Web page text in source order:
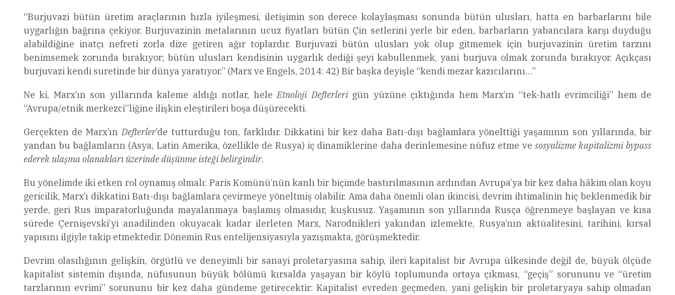
“Burjuvazi bütün üretim araçlarının hızla iyileşmesi, iletişimin son derece kolaylaşması sonunda bütün ulusları, hatta en barbarlarını bile
uygarlığın bağrına çekiyor. Burjuvazinin metalarının ucuz fiyatları bütün Çin setlerini yerle bir eden, barbarların yabancılara karşı duyduğu
alabildiğine inatçı nefreti zorla dize getiren ağır toplardır. Burjuvazi bütün ulusları yok olup gitmemek için burjuvazinin üretim tarzını
benimsemek zorunda bırakıyor; bütün ulusları kendisinin uygarlık dediği şeyi kabullenmek, yani burjuva olmak zorunda bırakıyor. Açıkçası
burjuvazi kendi suretinde bir dünya yaratıyor.” (Marx ve Engels, 2014: 42) Bir başka deyişle “kendi mezar kazıcılarını…”
Ne ki, Marx’ın son yıllarında kaleme aldığı notlar, heleEtnoloji Defterleri gün yüzüne çıktığında hem Marx’ın “tek-hatlı evrimciliği” hem de
“Avrupa/etnik merkezci”liğine ilişkin eleştirileri boşa düşürecekti.
Gerçekten de Marx’ınDefterler’de tutturduğu ton, farklıdır. Dikkatini bir kez daha Batı-dışı bağlamlara yönelttiği yaşamının son yıllarında, bir
yandan bu bağlamların (Asya, Latin Amerika, özellikle de Rusya) iç dinamiklerine daha derinlemesine nüfuz etme ve sosyalizme kapitalizmi bypass
ederek ulaşma olanakları üzerinde düşünme isteği belirgindir.
Bu yönelimde iki etken rol oynamış olmalı: Paris Komünü’nün kanlı bir biçimde bastırılmasının ardından Avrupa’ya bir kez daha hâkim olan koyu
gericilik, Marx’ı dikkatini Batı-dışı bağlamlara çevirmeye yöneltmiş olabilir. Ama daha önemli olan ikincisi, devrim ihtimalinin hiç beklenmedik bir
yerde, geri Rus imparatorluğunda mayalanmaya başlamış olmasıdır, kuşkusuz. Yaşamının son yıllarında Rusça öğrenmeye başlayan ve kısa
sürede Çernişevski’yi anadilinden okuyacak kadar ilerleten Marx, Narodnikleri yakından izlemekte, Rusya’nın aktüalitesini, tarihini, kırsal
yapısını ilgiyle takip etmektedir. Dönemin Rus entelijensiyasıyla yazışmakta, görüşmektedir.
Devrim olasılığının gelişkin, örgütlü ve deneyimli bir sanayi proletaryasına sahip, ileri kapitalist bir Avrupa ülkesinde değil de, büyük ölçüde
kapitalist sistemin dışında, nüfusunun büyük bölümü kırsalda yaşayan bir köylü toplumunda ortaya çıkması, “geçiş” sorununu ve “üretim
tarzlarının evrimi” sorununu bir kez daha gündeme getirecektir: Kapitalist evreden geçmeden, yani gelişkin bir proletaryaya sahip olmadan